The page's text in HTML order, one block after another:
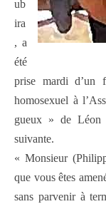
ub
ira
, a
été
prise mardi d’un
homosexuel à
gueux » de Léon
suivante.
« Monsieur
que vous êtes
sans parvenir à